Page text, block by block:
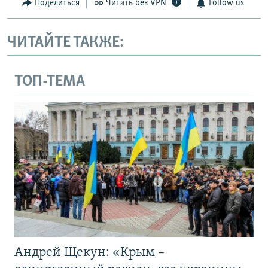
Поделиться Читать без VPN Follow us
ЧИТАЙТЕ ТАКЖЕ:
ТОП-ТЕМА
Андрей Щекун: «Крым –